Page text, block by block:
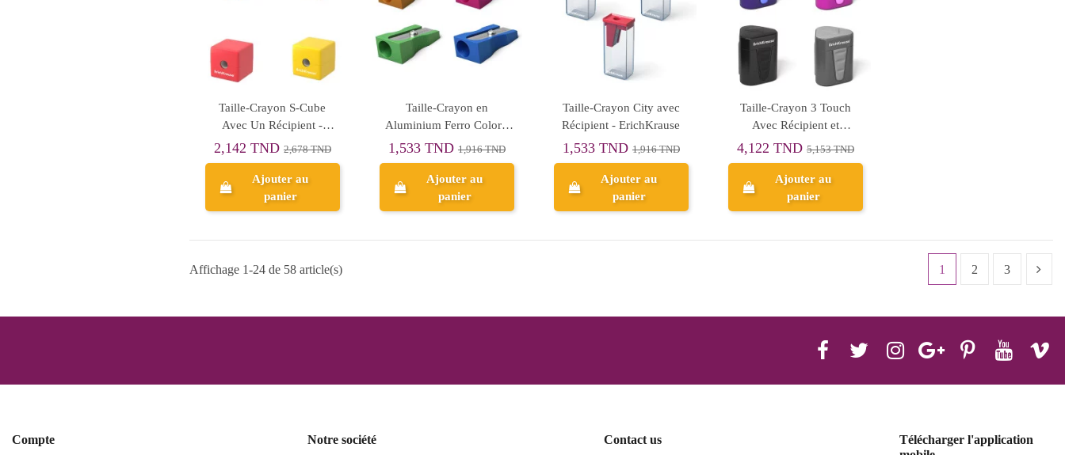
Taille-Crayon S-Cube
Avec Un Récipient -
ErichKrause
2,142 TND 2,678 TND
Ajouter au
panier
Taille-Crayon en
Aluminium Ferro Color -
ErichKrause
1,533 TND 1,916 TND
Ajouter au
panier
Taille-Crayon City avec
Récipient - ErichKrause
1,533 TND 1,916 TND
Ajouter au
panier
Taille-Crayon 3 Touch
Avec Récipient et
Couvercle - ErichKrause
4,122 TND 5,153 TND
Ajouter au
panier
Affichage 1-24 de 58 article(s) 1 2 3
Compte Notre société Contact us
Télécharger l'application